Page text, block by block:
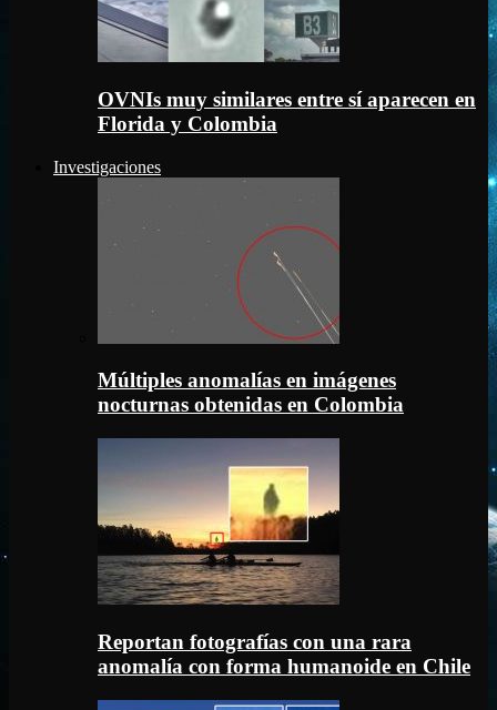
OVNIs muy similares entre sí aparecen en
Florida y Colombia
Investigaciones
Múltiples anomalías en imágenes
nocturnas obtenidas en Colombia
Reportan fotografías con una rara
anomalía con forma humanoide en Chile